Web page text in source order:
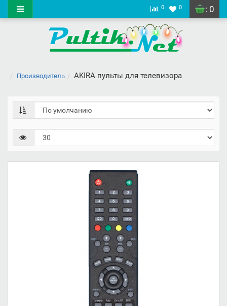
: 0
0 0
Производитель AKIRA пульты для телевизора